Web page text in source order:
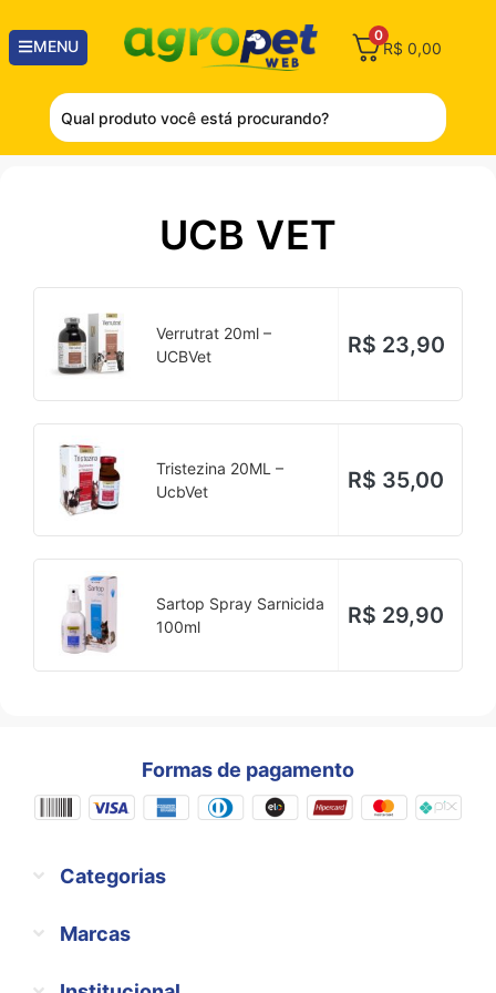
MENU
0
R$ 0,00
UCB VET
Verrutrat 20ml –
UCBVet
R$ 23,90
Tristezina 20ML –
UcbVet
R$ 35,00
Sartop Spray Sarnicida
100ml
R$ 29,90
Formas de pagamento
Categorias
Marcas